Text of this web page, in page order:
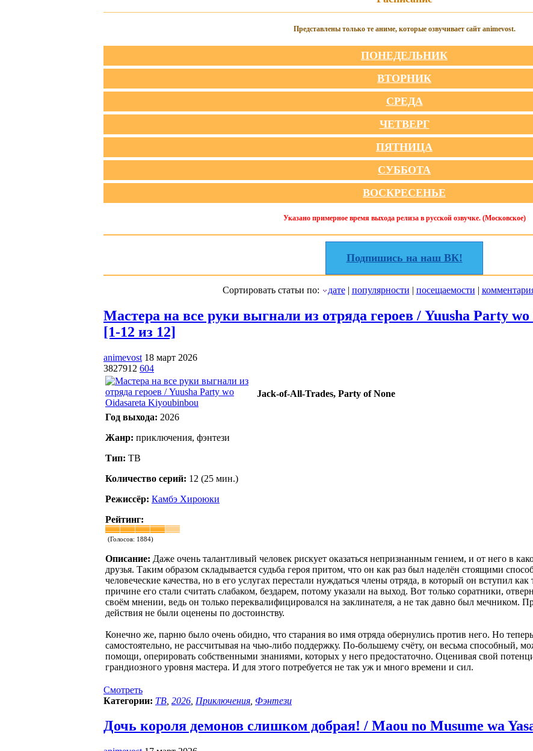
Представлены только те аниме, которые озвучивает сайт animevost.
ПОНЕДЕЛЬНИК
ВТОРНИК
СРЕДА
ЧЕТВЕРГ
ПЯТНИЦА
СУББОТА
ВОСКРЕСЕНЬЕ
Указано примерное время выхода релиза в русской озвучке. (Московское)
Подпишись на наш ВК!
Сортировать статьи по: дате| популярности | посещаемости |
Мастера на все руки выгнали из отряда героев / Yuusha Party
[1-12 из 12]
animevost 18 март 2026
3827912 604
Jack-of-All-Trades, Party of None
Год выхода: 2026
Жанр: приключения, фэнтези
Тип: ТВ
Количество серий: 12 (25 мин.)
Режиссёр: Камбэ Хироюки
Рейтинг:
(Голосов: 1884)
Описание: Даже очень талантливый человек рискует оказаться непризнанным гением, и от него в
друзья. Таким образом складывается судьба героя притом, что он как раз был наделён стоящими
человеческие качества, но в его услугах перестали нуждаться члены отряда, в который он вступил
причине его стали считать слабаком, бездарем, потому указали на выход. Вот только соратники,
своём мнении, ведь он только переквалифицировался на заклинателя, а не так давно был мечником.
действия не были оценены по достоинству.
Конечно же, парню было очень обидно, что старания во имя отряда обернулись против него. Но
самостоятельно, не рассчитывая на чью-либо поддержку. По-большему счёту, он весьма способный,
помощи, оперировать собственными знаниями, которых у него предостаточно. Оценивая свой
грандиозного уровня мастера. И для этого потребуется не так уж и много времени и сил.
Смотреть
Категории: ТВ 2026 Приключения Фэнтези
Дочь короля демонов слишком добрая! / Maou no Musume wa